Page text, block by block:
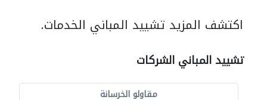
اكتشف المزيد تشييد المباني الخدمات.
تشييد المباني الشركات
مقاولو الخرسانة